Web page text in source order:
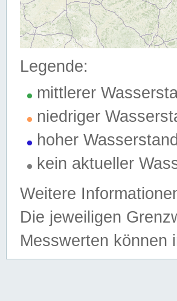
Legende:
mittlerer
niedriger
hoher
kein aktueller
Weitere
Die jeweiligen
Messwerten können